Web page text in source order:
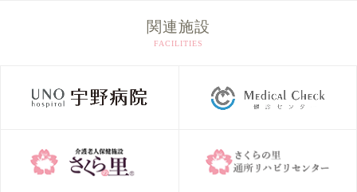
関連施設
FACILITIES